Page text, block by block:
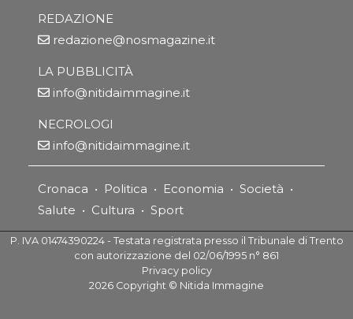
REDAZIONE
redazione@nosmagazine.it
LA PUBBLICITÀ
info@nitidaimmagine.it
NECROLOGI
info@nitidaimmagine.it
Cronaca • Politica • Economia • Società •
Salute • Cultura • Sport
P. IVA 01474390224 - Testata registrata presso il Tribunale di Trento
con autorizzazione del 02/06/1995 n° 861
Privacy policy
2026 Copyright © Nitida Immagine